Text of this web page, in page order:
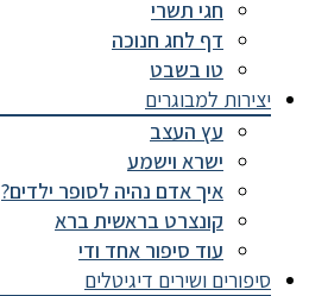
חגי תשרי
דף לחג חנוכה
טו בשבט
יצירות למבוגרים
עץ העצב
ישרא וישמע
איך אדם נהיה לסופר ילדים?
קונצרט בראשית ברא
עוד סיפור אחד ודי
סיפורים ושירים דיגיטלים